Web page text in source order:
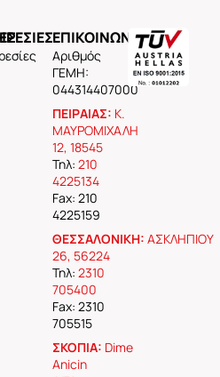
ΕΠΙΚΟΙΝΩΝΙΑ
Aριθμός
ΓΕΜΗ:
044314407000
ΠΕΙΡΑΙΑΣ: Κ.
ΜΑΥΡΟΜΙΧΑΛΗ
12, 18545
Τηλ: 210
4225134
Fax: 210
4225159
ΘΕΣΣΑΛΟΝΙΚΗ: ΑΣΚΛΗΠΙΟΥ
26, 56224
Τηλ: 2310
705400
Fax: 2310
705515
ΣΚΟΠΙΑ: Dime
Anicin